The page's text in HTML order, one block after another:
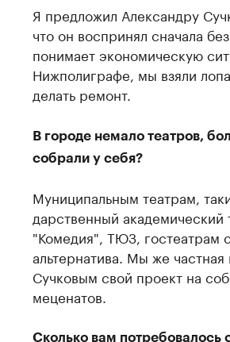
Я предложил Александру
что он воспринял сначала
понимает экономическую
Нижполиграфе, мы взяли
делать ремонт.
В городе немало театров,
собрали у себя?
Муниципальным театрам,
дарст­вен­ный
"Комедия", ТЮЗ, гостеатрам
альтернатива. Мы же
Сучковым свой проект на
меценатов.
Сколько вам потребовалось